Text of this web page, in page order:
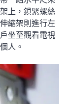
上，鎖緊螺絲
縮架則進行左
坐至觀看電視
人。